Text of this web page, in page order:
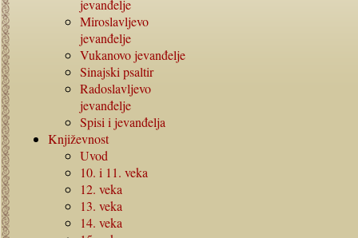
jevanđelje
Miroslavljevo
jevanđelje
Vukanovo jevanđelje
Sinajski psaltir
Radoslavljevo
jevanđelje
Spisi i jevanđelja
Književnost
Uvod
10. i 11. veka
12. veka
13. veka
14. veka